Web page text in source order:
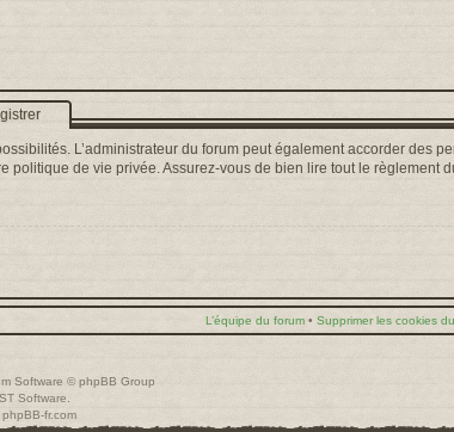
L’administrateur du forum peut également accorder des
politique de vie privée. Assurez-vous de bien lire tout le règlement
L’équipe du forum • Supprimer les cookies
Software © phpBB Group
ST Software
phpBB-fr.com